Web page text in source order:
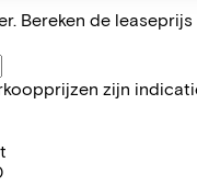
Bereken de
zijn